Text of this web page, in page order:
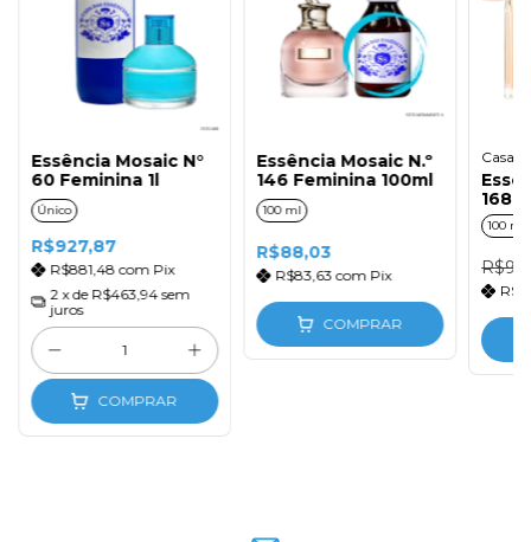
Essência Mosaic N°
60 Feminina 1l
Único
R$927,87
R$881,48 com Pix
2 x de R$463,94 sem
juros
COMPRAR
Essência Mosaic N.º
146 Feminina 100ml
100 ml
R$88,03
R$83,63com Pix
COMPRAR
Casa
168
100 ml